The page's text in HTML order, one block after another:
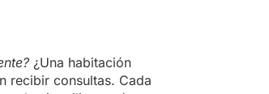
¿Una habitación
recibir consultas. Cada